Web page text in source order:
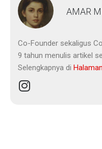
AMAR
Co-Founder sekaligus
9 tahun menulis artikel
Selengkapnya di